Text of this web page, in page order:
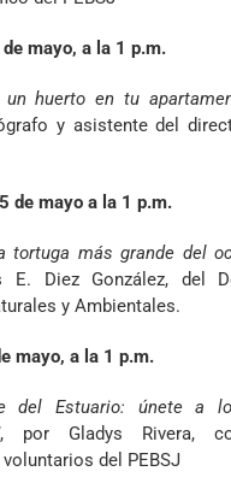
mayo, a la 1 p.m.
un huerto en tu
y asistente del
de mayo a la 1 p.m.
tortuga más grande del
Diez González, del
y Ambientales.
mayo, a la 1 p.m.
del Estuario: únete a
, por
Gladys Rivera,
del PEBSJ